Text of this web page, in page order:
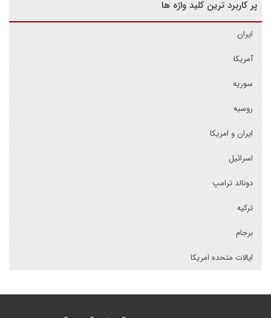
پر کاربرد ترین کلید واژه ها
ایران
آمریکا
سوریه
روسیه
ایران و امریکا
اسرائیل
دونالد ترامپ
ترکیه
برجام
ایالات متحده امریکا